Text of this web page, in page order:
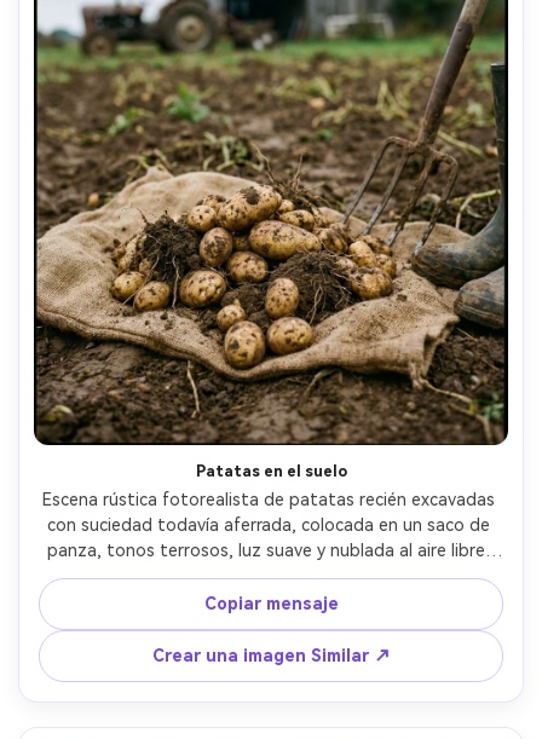
Patatas en el suelo
Escena rústica fotorealista de patatas recién excavadas
con suciedad todavía aferrada, colocada en un saco de
panza, tonos terrosos, luz suave y nublada al aire libre,
profundidad de campo poco profunda, aspecto de lente
de 35 mm, estética de granja documental, textura y grano
ultra-realista- -ar 4:5
Copiar mensaje
Crear una imagen Similar ↗